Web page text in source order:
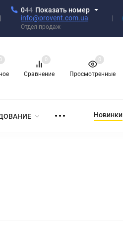
044 Показать номер
info@provent.com.ua
Отдел продаж
0
Сравнение
0
Просмотренные
0
Новинки